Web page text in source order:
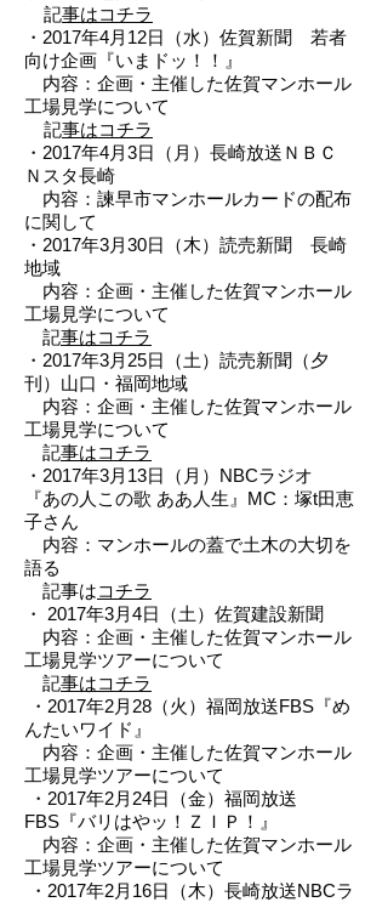
記事はコチラ
・2017年4月12日（水）佐賀新聞 若者
向け企画『いまドッ！！』
内容：企画・主催した佐賀マンホール
工場見学について
記事はコチラ
・2017年4月3日（月）長崎放送ＮＢＣ
Ｎスタ長崎
内容：諫早市マンホールカードの配布
に関して
・2017年3月30日（木）読売新聞 長崎
地域
内容：企画・主催した佐賀マンホール
工場見学について
記事はコチラ
・2017年3月25日（土）読売新聞（夕
刊）山口・福岡地域
内容：企画・主催した佐賀マンホール
工場見学について
記事はコチラ
・2017年3月13日（月）NBCラジオ
『あの人この歌 ああ人生』MC：塚t田恵
子さん
内容：マンホールの蓋で土木の大切を
語る
記事はコチラ
・ 2017年3月4日（土）佐賀建設新聞
内容：企画・主催した佐賀マンホール
工場見学ツアーについて
記事はコチラ
・2017年2月28（火）福岡放送FBS『め
んたいワイド』
内容：企画・主催した佐賀マンホール
工場見学ツアーについて
・2017年2月24日（金）福岡放送
FBS『バリはやッ！ＺＩＰ！』
内容：企画・主催した佐賀マンホール
工場見学ツアーについて
・2017年2月16日（木）長崎放送NBCラ